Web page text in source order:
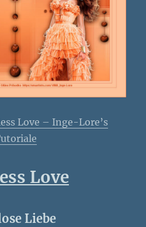
Love – Inge-Lore’s
Love
Liebe